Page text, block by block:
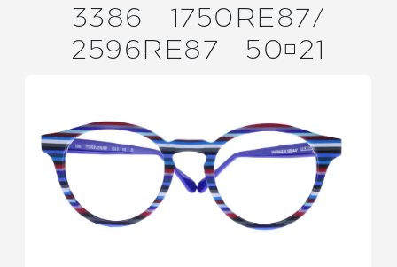
3386
1750RE87/
2596RE87
5021